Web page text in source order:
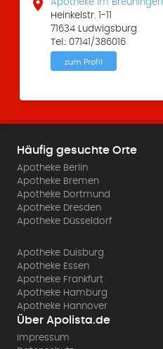

Apotheke im
Heinkelstr. 1-11
71634 Ludwigsburg
Tel.: 07141/386016
zum Profil
Häufig gesuchte Orte
Apotheke Berlin
Apotheke Bremen
Apotheke Dortmund
Apotheke Dresden
Apotheke Düsseldorf
Apotheke Duisburg
Apotheke Essen
Apotheke Frankfurt
Apotheke Hamburg
Apotheke Hannover
Über Apolista.de
Impressum